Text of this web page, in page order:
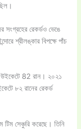
সংগ্রহের রেকর্ডও ভেঙে
শ্রীলঙ্কার বিপক্ষে পাঁচ
উইকেটে 82 রান। ২০২১
৮২ রানের রেকর্ড
সেঞ্চুরি করেছে। তিনি